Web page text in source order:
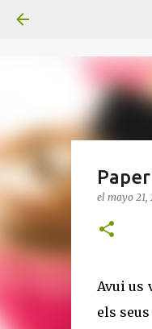
el mayo 21,
Avui us
els